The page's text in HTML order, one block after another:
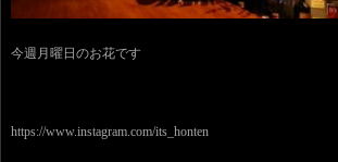
今週月曜日のお花です
https://www.instagram.com/its_honten